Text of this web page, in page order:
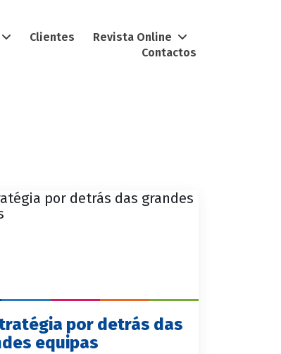
Clientes
Revista Online
Contactos
por detrás das
equipas